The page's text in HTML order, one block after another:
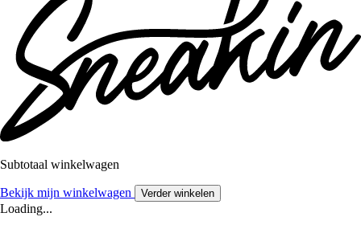
Subtotaal winkelwagen
Bekijk mijn winkelwagen Verder winkelen
Loading...